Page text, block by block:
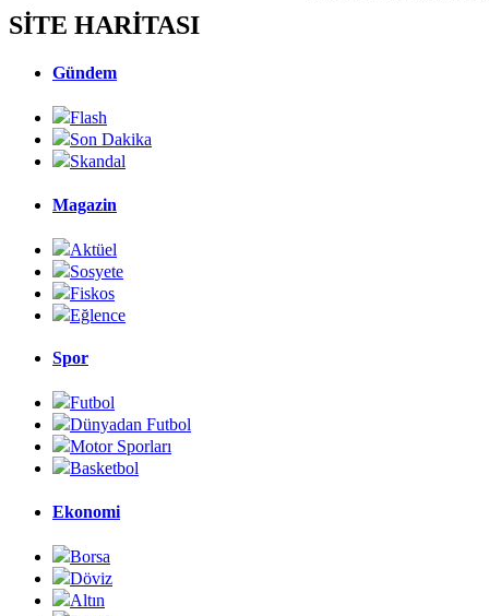
SİTE HARİTASI
Gündem
Flash
Son Dakika
Skandal
Magazin
Aktüel
Sosyete
Fiskos
Eğlence
Spor
Futbol
Dünyadan Futbol
Motor Sporları
Basketbol
Ekonomi
Borsa
Döviz
Altın